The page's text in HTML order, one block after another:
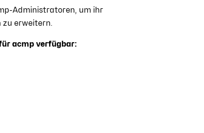
Administratoren, um ihr
zu erweitern.
acmp verfügbar: